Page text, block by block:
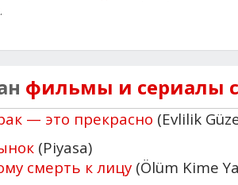
фильмы и сериалы
— это прекрасно (Evlilik
(Piyasa)
смерть к лицу (Ölüm Kime